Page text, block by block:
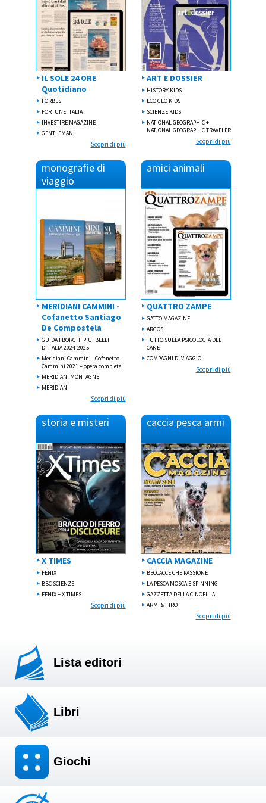
IL SOLE 24 ORE
Quotidiano
FORBES
FORTUNE ITALIA
INVESTIRE MAGAZINE
GENTLEMAN
Scopri di più
ART E DOSSIER
HISTORY KIDS
ECO GEO KIDS
SCIENZE KIDS
NATIONAL GEOGRAPHIC +
NATIONAL GEOGRAPHIC TRAVELER
Scopri di più
monografie di
viaggio
MERIDIANI CAMMINI -
Cofanetto Santiago
De Compostela
GUIDA I BORGHI PIU' BELLI
D'ITALIA 2024-2025
Meridiani Cammini - Cofanetto
Cammini 2021 – opera completa
MERIDIANI MONTAGNE
MERIDIANI
Scopri di più
amici animali
QUATTRO ZAMPE
GATTO MAGAZINE
ARGOS
TUTTO SULLA PSICOLOGIA DEL
CANE
COMPAGNI DI VIAGGIO
Scopri di più
storia e misteri
X TIMES
FENIX
BBC SCIENZE
FENIX + X TIMES
Scopri di più
caccia pesca armi
CACCIA MAGAZINE
BECCACCE CHE PASSIONE
LA PESCA MOSCA E SPINNING
GAZZETTA DELLA CINOFILIA
ARMI & TIRO
Scopri di più
Lista editori
Libri
Giochi